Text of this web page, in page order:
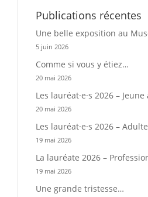
Publications récentes
Une belle exposition au
5 juin 2026
Comme si vous y étiez…
20 mai 2026
Les lauréat·e·s 2026 –
20 mai 2026
Les lauréat·e·s 2026 – Adulte
19 mai 2026
La lauréate 2026 –
19 mai 2026
Une grande tristesse…